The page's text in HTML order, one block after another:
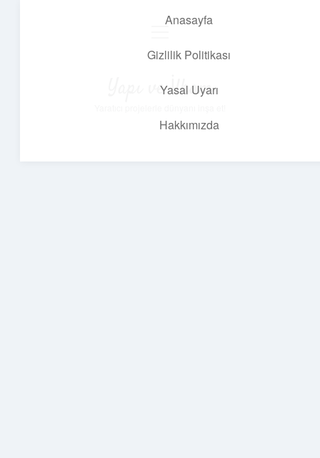
Anasayfa
Gizlilik Politikası
Yasal Uyarı
Hakkımızda
Yapı ve İlham